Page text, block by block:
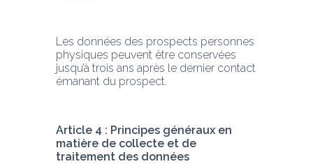
Les données des prospects personnes
physiques peuvent être conservées
jusqu’à trois ans après le dernier contact
émanant du prospect.
Article 4 : Principes généraux en
matière de collecte et de
traitement des données